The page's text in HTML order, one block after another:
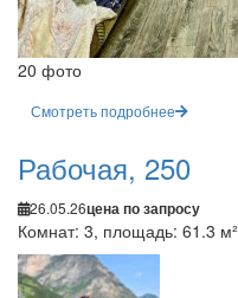
20 фото
Смотреть подробнее
Рабочая, 250
26.05.26цена по запросу
Комнат: 3, площадь: 61.3 м²